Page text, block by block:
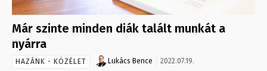
Már szinte minden diák talált munkát a
nyárra
HAZÁNK - KÖZÉLET Lukács Bence 2022.07.19.